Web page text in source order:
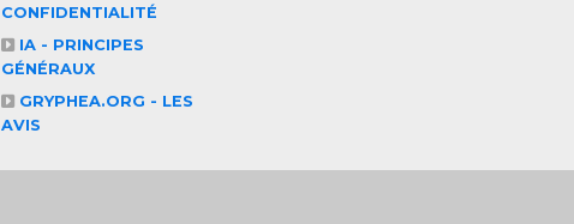
CONFIDENTIALITÉ
IA - PRINCIPES
GÉNÉRAUX
GRYPHEA.ORG - LES
AVIS